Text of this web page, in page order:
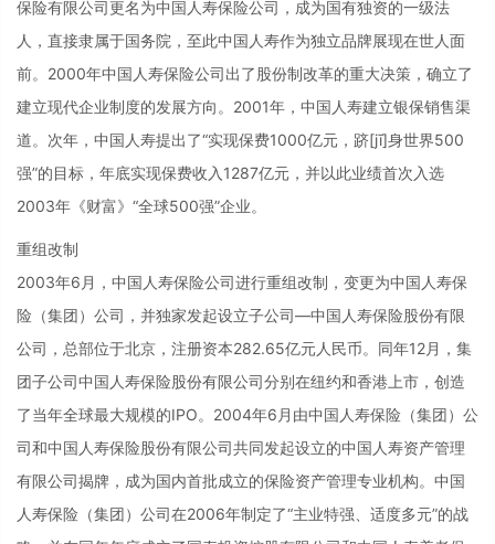
保险有限公司更名为中国人寿保险公司，成为国有独资的一级法
人，直接隶属于国务院，至此中国人寿作为独立品牌展现在世人面
前。2000年中国人寿保险公司出了股份制改革的重大决策，确立了
建立现代企业制度的发展方向。2001年，中国人寿建立银保销售渠
道。次年，中国人寿提出了“实现保费1000亿元，跻[jī]身世界500
强”的目标，年底实现保费收入1287亿元，并以此业绩首次入选
2003年《财富》“全球500强”企业。
重组改制
2003年6月，中国人寿保险公司进行重组改制，变更为中国人寿保
险（集团）公司，并独家发起设立子公司—中国人寿保险股份有限
公司，总部位于北京，注册资本282.65亿元人民币。同年12月，集
团子公司中国人寿保险股份有限公司分别在纽约和香港上市，创造
了当年全球最大规模的IPO。2004年6月由中国人寿保险（集团）公
司和中国人寿保险股份有限公司共同发起设立的中国人寿资产管理
有限公司揭牌，成为国内首批成立的保险资产管理专业机构。中国
人寿保险（集团）公司在2006年制定了“主业特强、适度多元”的战